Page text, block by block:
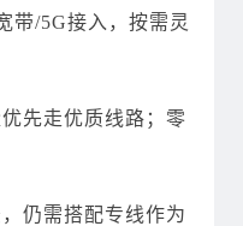
带/5G接入，按需灵
先走优质线路；零
仍需搭配专线作为